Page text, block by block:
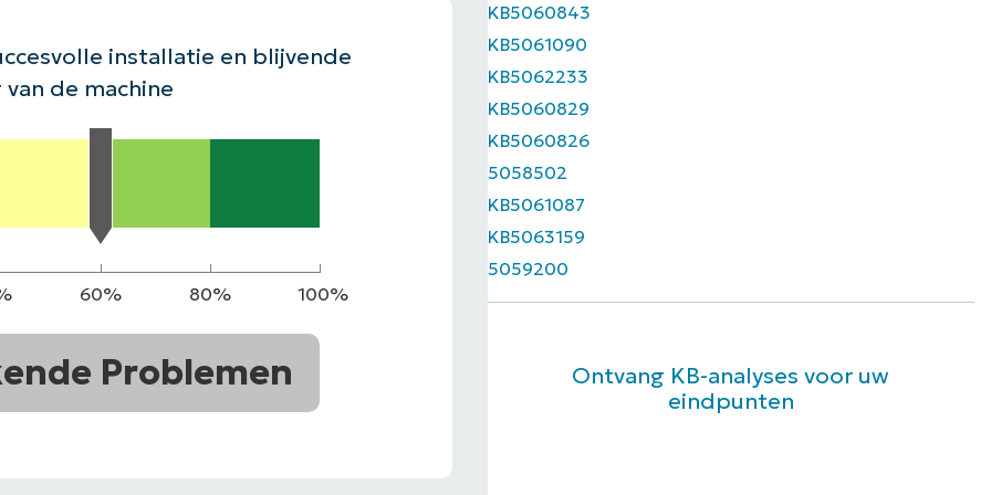
PRODUCT ROADMAP PLATFORM
installatie en blijvende
de machine
60% 80% 100%
Problemen
KB5060843
KB5061090
KB5062233
KB5060829
KB5060826
5058502
KB5061087
KB5063159
5059200
Ontvang KB-analyses voor uw
eindpunten